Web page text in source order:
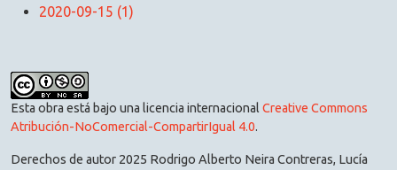
2020-09-15 (1)
Esta obra está bajo una licencia internacional Creative Commons
Atribución-NoComercial-CompartirIgual 4.0.
Derechos de autor 2025 Rodrigo Alberto Neira Contreras, Lucía